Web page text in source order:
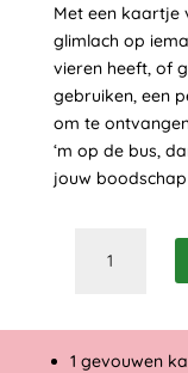
Met een kaartje
glimlach op
vieren heeft, of
gebruiken, een
om te
‘m op de bus,
jouw
birds
1 gevouwen